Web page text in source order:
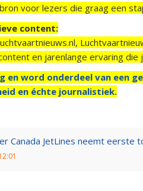
voor lezers die graag een
content:
en jarenlange ervaring
en word onderdeel van een
en échte journalistiek.
Canada JetLines neemt eerste